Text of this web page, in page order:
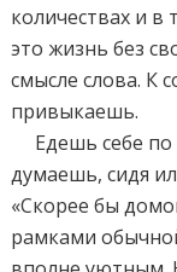
количествах и в
это жизнь без
смысле слова. К
привыкаешь.
Едешь себе по
думаешь, сидя
«Скорее бы
рамками